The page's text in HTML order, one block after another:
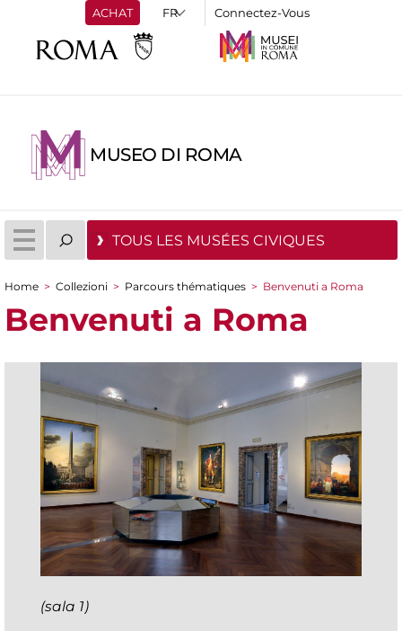
ACHAT Connectez-Vous
MUSEO DI ROMA
TOUS LES MUSÉES CIVIQUES
You are here
Home > Collezioni > Parcours thématiques > Benvenuti a Roma
Benvenuti a Roma
(sala 1)